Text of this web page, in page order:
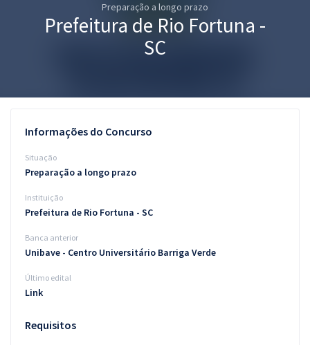
Conteúdo gratuito
Blog
Preparação a longo prazo
Prefeitura de Rio Fortuna -
SC
Informações do Concurso
Situação
Preparação a longo prazo
Instituição
Prefeitura de Rio Fortuna - SC
Banca anterior
Unibave - Centro Universitário Barriga Verde
Último edital
Link
Requisitos